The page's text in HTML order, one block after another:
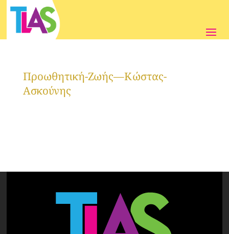
Προωθητική-Ζωής—Κώστας-
Ασκούνης